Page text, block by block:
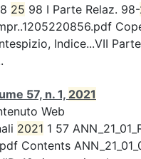
25 98 I Parte Relaz. 98-
Indice...VII
57, n. 1, 2021
Web
2021 1 57
Contents